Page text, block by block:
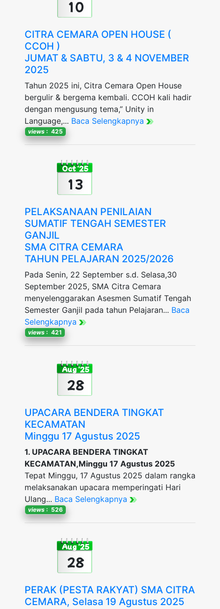
10
CITRA CEMARA OPEN HOUSE (
CCOH )
JUMAT & SABTU, 3 & 4 NOVEMBER
2025
Tahun 2025 ini, Citra Cemara Open House
bergulir & bergema kembali. CCOH kali hadir
dengan mengusung tema,” Unity in
Language,... Baca Selengkapnya
views : 425
Oct '25
13
PELAKSANAAN PENILAIAN
SUMATIF TENGAH SEMESTER
GANJIL
SMA CITRA CEMARA
TAHUN PELAJARAN 2025/2026
Pada Senin, 22 September s.d. Selasa,30
September 2025, SMA Citra Cemara
menyelenggarakan Asesmen Sumatif Tengah
Semester Ganjil pada tahun Pelajaran... Baca
Selengkapnya
views : 421
Aug '25
28
UPACARA BENDERA TINGKAT
KECAMATAN
Minggu 17 Agustus 2025
1. UPACARA BENDERA TINGKAT
KECAMATAN,Minggu 17 Agustus 2025
Tepat Minggu, 17 Agustus 2025 dalam rangka
melaksanakan upacara memperingati Hari
Ulang... Baca Selengkapnya
views : 526
Aug '25
28
PERAK (PESTA RAKYAT) SMA CITRA
CEMARA, Selasa 19 Agustus 2025